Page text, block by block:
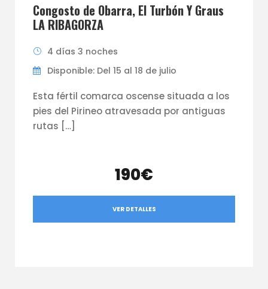
Congosto de Obarra, El Turbón Y Graus
LA RIBAGORZA
4 días 3 noches
Disponible: Del 15 al 18 de julio
Esta fértil comarca oscense situada a los
pies del Pirineo atravesada por antiguas
rutas […]
190€
VER DETALLES